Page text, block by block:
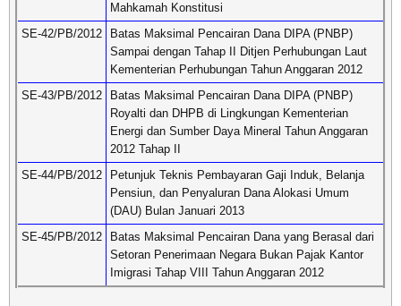
Mahkamah Konstitusi
SE-42/PB/2012
Batas Maksimal Pencairan Dana DIPA (PNBP)
Sampai dengan Tahap II Ditjen Perhubungan Laut
Kementerian Perhubungan Tahun Anggaran 2012
SE-43/PB/2012
Batas Maksimal Pencairan Dana DIPA (PNBP)
Royalti dan DHPB di Lingkungan Kementerian
Energi dan Sumber Daya Mineral Tahun Anggaran
2012 Tahap II
SE-44/PB/2012
Petunjuk Teknis Pembayaran Gaji Induk, Belanja
Pensiun, dan Penyaluran Dana Alokasi Umum
(DAU) Bulan Januari 2013
SE-45/PB/2012
Batas Maksimal Pencairan Dana yang Berasal dari
Setoran Penerimaan Negara Bukan Pajak Kantor
Imigrasi Tahap VIII Tahun Anggaran 2012